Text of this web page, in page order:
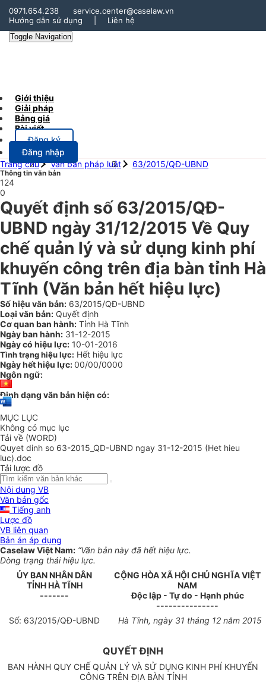
0971.654.238
service.center@caselaw.vn
Hướng dẫn sử dụng
Liên hệ
Toggle Navigation
Giới thiệu
Giải pháp
Bảng giá
Bài viết
Đăng ký
Đăng nhập
Trang chủ
Văn bản pháp luật 63/2015/QĐ-UBND
Thông tin văn bản
124
0
Quyết định số 63/2015/QĐ-
UBND ngày 31/12/2015 Về Quy
chế quản lý và sử dụng kinh phí
khuyến công trên địa bàn tỉnh Hà
Tĩnh (Văn bản hết hiệu lực)
Số hiệu văn bản: 63/2015/QĐ-UBND
Loại văn bản: Quyết định
Cơ quan ban hành: Tỉnh Hà Tĩnh
Ngày ban hành: 31-12-2015
Ngày có hiệu lực: 10-01-2016
Tình trạng hiệu lực: Hết hiệu lực
Ngày hết hiệu lực:00/00/0000
Ngôn ngữ:
Định dạng văn bản hiện có:
MỤC LỤC
Không có mục lục
Tải về (WORD)
Quyet dinh so 63-2015_QD-UBND ngay 31-12-2015 (Het hieu
luc).doc
Tải lược đồ
Nội dung VB
Văn bản gốc
Tiếng anh
Lược đồ
VB liên quan
Bản án áp dụng
Caselaw Việt Nam: “Văn bản này đã hết hiệu lực.
Dòng trạng thái hiệu lực.
ỦYBAN NHÂN DÂN
TỈNH HÀTĨNH
-------
CỘNG HÒA XÃ HỘI CHỦ NGHĨA VIỆT
NAM
Độc lập - Tự do - Hạnh phúc
---------------
Số: 63/2015/QĐ-UBND Hà Tĩnh, ngày31 tháng 12 năm 2015
QUYẾT ĐỊNH
BAN HÀNH QUY CHẾ QUẢN LÝ VÀ SỬ DỤNG KINH PHÍ KHUYẾN
CÔNG TRÊN ĐỊA BÀN TỈNH